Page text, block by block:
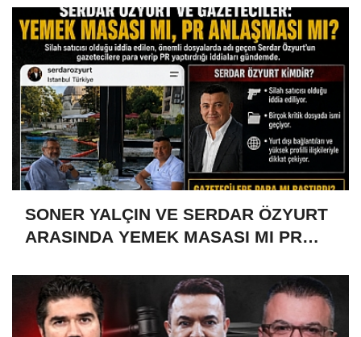
SONER YALÇIN VE SERDAR ÖZYURT
ARASINDA YEMEK MASASI MI PR